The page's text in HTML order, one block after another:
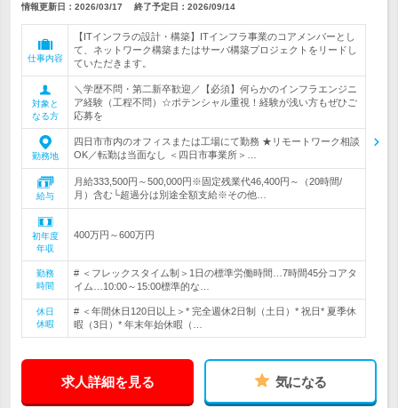
情報更新日：2026/03/17 終了予定日： 2026/09/14
仕事内容
【ITインフラの設計・構築】ITインフラ事業のコアメンバーとし
て、ネットワーク構築またはサーバ構築プロジェクトをリードし
ていただきます。
対象と
なる方
＼学歴不問・第二新卒歓迎／【必須】何らかのインフラエンジニ
ア経験（工程不問）☆ポテンシャル重視！経験が浅い方もぜひご
応募を
勤務地
四日市市内のオフィスまたは工場にて勤務 ★リモートワーク相談
OK／転勤は当面なし ＜四日市事業所＞…
給与
月給333,500円～500,000円※固定残業代46,400円～（20時間/
月）含む└超過分は別途全額支給※その他…
初年度
年収
400万円～600万円
勤務
時間
# ＜フレックスタイム制＞1日の標準労働時間…7時間45分コアタ
イム…10:00～15:00標準的な…
休日
休暇
# ＜年間休日120日以上＞* 完全週休2日制（土日）* 祝日* 夏季休
暇（3日）* 年末年始休暇（…
求人詳細を見る 気になる